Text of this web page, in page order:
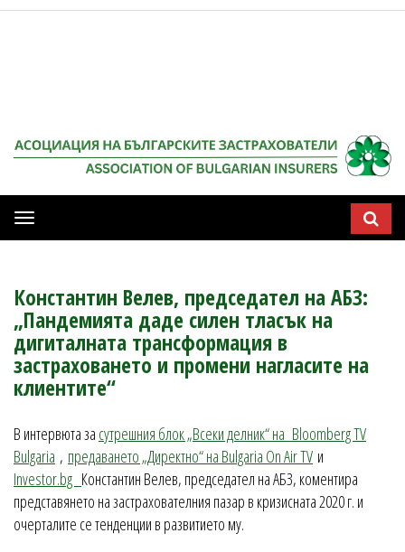
Мобилна
навигация
Константин Велев, председател на АБЗ:
„Пандемията даде силен тласък на
дигиталната трансформация в
застраховането и промени нагласите на
клиентите“
В интервюта за сутрешния блок „Всеки делник“ на Bloomberg TV
Bulgaria , предаването „Директно“ на Bulgaria On Air TV и
Investor.bg Константин Велев, председател на АБЗ, коментира
представянето на застрахователния пазар в кризисната 2020 г. и
очерталите се тенденции в развитието му.